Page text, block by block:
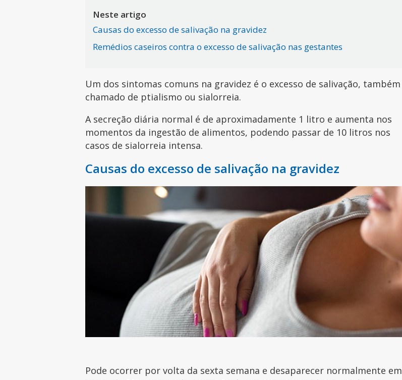
Neste artigo
Causas do excesso de salivação na gravidez
Remédios caseiros contra o excesso de salivação nas gestantes
Um dos sintomas comuns na gravidez é o excesso de salivação, também
chamado de ptialismo ou sialorreia.
A secreção diária normal é de aproximadamente 1 litro e aumenta nos
momentos da ingestão de alimentos, podendo passar de 10 litros nos
casos de sialorreia intensa.
Causas do excesso de salivação na gravidez
Pode ocorrer por volta da sexta semana e desaparecer normalmente em